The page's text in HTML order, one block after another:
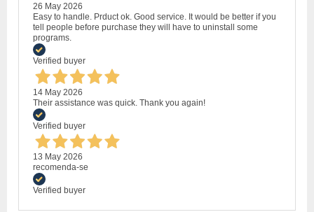
26 May 2026
Easy to handle. Prduct ok. Good service. It would be better if you
tell people before purchase they will have to uninstall some
programs.
Verified buyer
14 May 2026
Their assistance was quick. Thank you again!
Verified buyer
13 May 2026
recomenda-se
Verified buyer